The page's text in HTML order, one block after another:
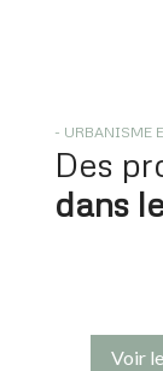
- URBANISME
Des
dans
Voir